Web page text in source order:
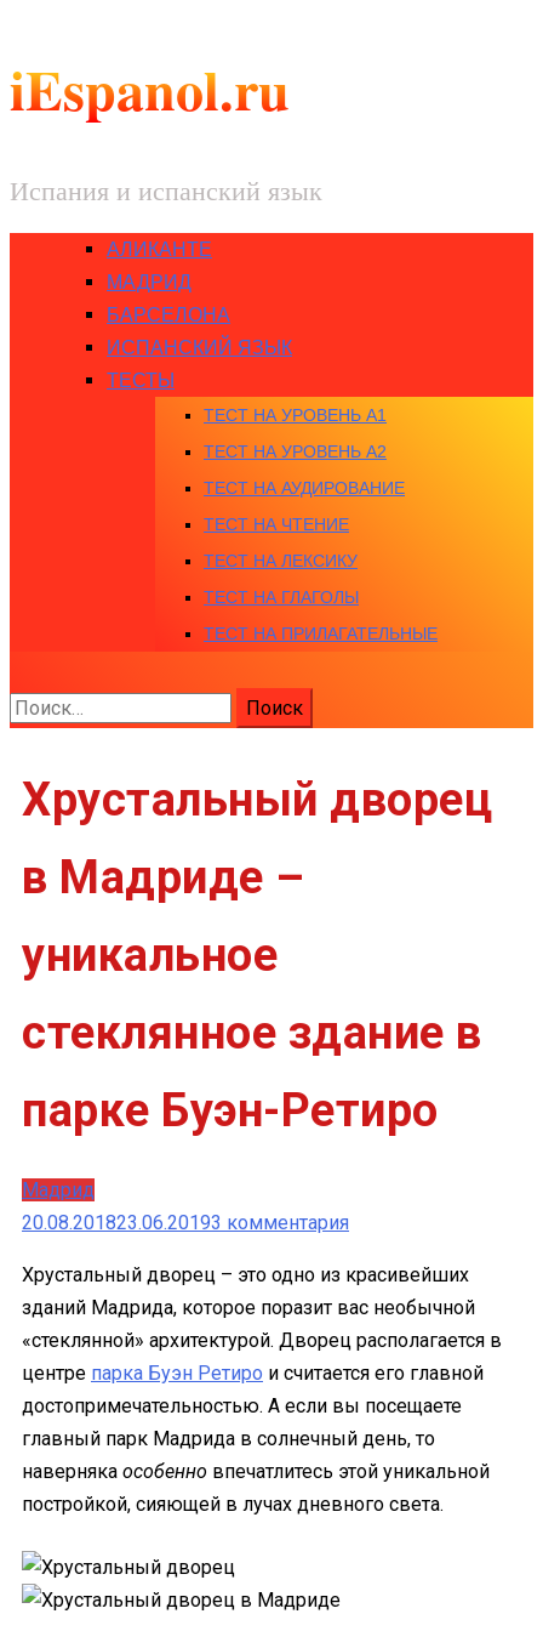
iEspanol.ru
Испания и испанский язык
АЛИКАНТЕ
МАДРИД
БАРСЕЛОНА
ИСПАНСКИЙ ЯЗЫК
ТЕСТЫ
ТЕСТ НА УРОВЕНЬ A1
ТЕСТ НА УРОВЕНЬ A2
ТЕСТ НА АУДИРОВАНИЕ
ТЕСТ НА ЧТЕНИЕ
ТЕСТ НА ЛЕКСИКУ
ТЕСТ НА ГЛАГОЛЫ
ТЕСТ НА ПРИЛАГАТЕЛЬНЫЕ
Найти:
Хрустальный дворец
в Мадриде –
уникальное
стеклянное здание в
парке Буэн-Ретиро
Мадрид
20.08.201823.06.20193 комментарияк
Хрустальный
дворец
в
Мадриде
–
уникальное
стеклянное
здание
Хрустальный дворец – это одно из красивейших
зданий Мадрида, которое поразит вас необычной
«стеклянной» архитектурой. Дворец располагается в
центре парка Буэн Ретиро и считается его главной
достопримечательностью. А если вы посещаете
главный парк Мадрида в солнечный день, то
наверняка особенно впечатлитесь этой уникальной
постройкой, сияющей в лучах дневного света.